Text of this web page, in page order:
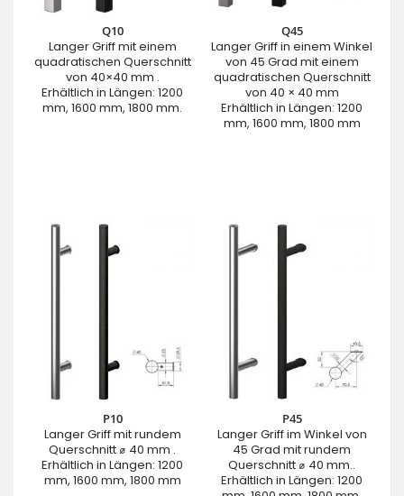
Q10
Langer Griff mit einem
quadratischen Querschnitt
von 40×40 mm .
Erhältlich in Längen: 1200
mm, 1600 mm, 1800 mm.
Q45
Langer Griff in einem Winkel
von 45 Grad mit einem
quadratischen Querschnitt
von 40 × 40 mm
Erhältlich in Längen: 1200
mm, 1600 mm, 1800 mm
P10
Langer Griff mit rundem
Querschnitt ⌀ 40 mm .
Erhältlich in Längen: 1200
mm, 1600 mm, 1800 mm
P45
Langer Griff im Winkel von
45 Grad mit rundem
Querschnitt ⌀ 40 mm..
Erhältlich in Längen: 1200